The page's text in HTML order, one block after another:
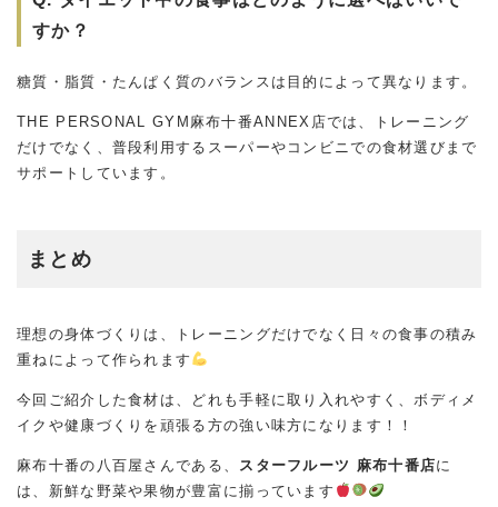
すか？
糖質・脂質・たんぱく質のバランスは目的によって異なります。
THE PERSONAL GYM麻布十番ANNEX店では、トレーニング
だけでなく、普段利用するスーパーやコンビニでの食材選びまで
サポートしています。
まとめ
理想の身体づくりは、トレーニングだけでなく日々の食事の積み
重ねによって作られます
今回ご紹介した食材は、どれも手軽に取り入れやすく、ボディメ
イクや健康づくりを頑張る方の強い味方になります！！
麻布十番の八百屋さんである、 スターフルーツ 麻布十番店に
は、新鮮な野菜や果物が豊富に揃っています